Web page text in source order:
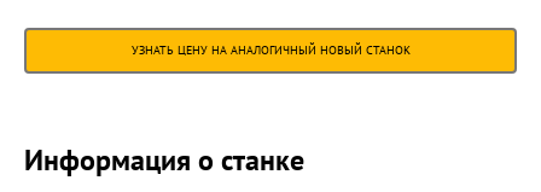
УЗНАТЬ ЦЕНУ НА АНАЛОГИЧНЫЙ НОВЫЙ СТАНОК
Информация о станке